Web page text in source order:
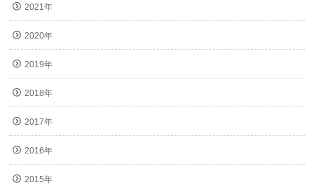
2021年
2020年
2019年
2018年
2017年
2016年
2015年